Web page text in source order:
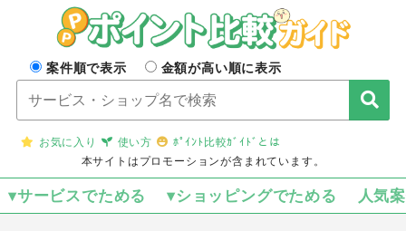
案件順で表示 金額が高い順に表示
お気に入り 使い方
ﾎﾟｲﾝﾄ比較ｶﾞｲﾄﾞとは
本サイトはプロモーションが含まれています。
▾サービスでためる ▾ショッピングでためる 人気